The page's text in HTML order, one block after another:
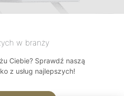
w branży
Ciebie? Sprawdź naszą
z usług najlepszych!